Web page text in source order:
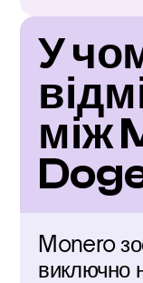
У
між
Monero
виключно